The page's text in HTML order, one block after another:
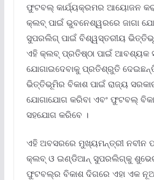
ଫୁଟବଲ୍ କାର୍ଯ୍ୟକ୍ରମର ଆୟୋଜନ
କ୍ଲବ୍ ପାଇଁ ଭୁବନେଶ୍ୱରରେ ଜାଗା
ସୁପରଲିଗ୍ ପାଇଁ ବିଶ୍ୱସ୍ତରୀୟ
ଏହି କ୍ଲବ୍ ପ୍ରତିଷ୍ଠା ପାଇଁ ଆବଶ୍ୟକ
ଯୋଗାଇଦେବାକୁ ପ୍ରତିଶ୍ରୁତି
ଭିତ୍ତିଭୂମିର ବିକାଶ ପାଇଁ ରାଜ୍ୟ
ଯୋଗାଯୋଗ କରିବା ଏବଂ ଫୁଟବଲ୍
ସହଯୋଗ କରିବେ ।
ଏହି ଅବସରରେ ମୁଖ୍ୟମନ୍ତ୍ରୀ ନବୀନ
କ୍ଲବ୍ ଓ ଇଣ୍ଡିଆନ୍ ସୁପରଲିଗ୍କୁ
ଫୁଟବଲ୍ର ବିକାଶ ଦିଗରେ ଏହା ଏକ